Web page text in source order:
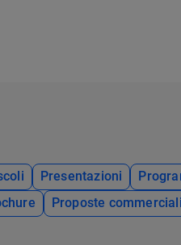
Presentazioni
Proposte commerciali